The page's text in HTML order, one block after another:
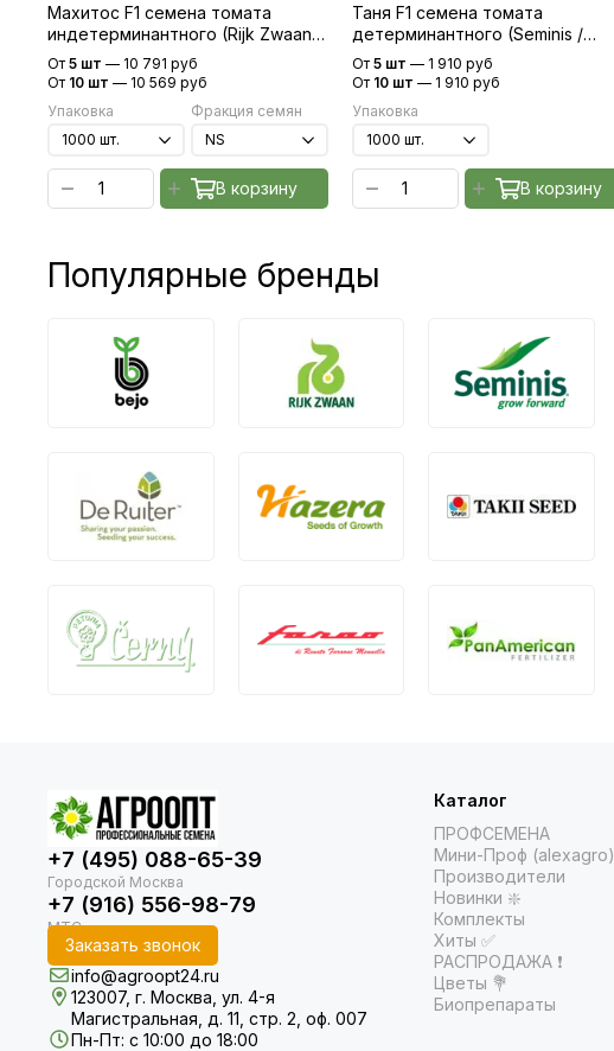
Махитос F1 семена томата
индетерминантного (Rijk Zwaan /
Райк Цваан)
От 5 шт — 10 791 руб
От 10 шт — 10 569 руб
Упаковка
Фракция семян
В корзину
Таня F1 семена томата
детерминантного (Seminis /
Семинис)
От 5 шт — 1 910 руб
От 10 шт — 1 910 руб
Упаковка
В корзину
Популярные бренды
+7 (495) 088-65-39
+7 (916) 556-98-79
Заказать звонок
info@agroopt24.ru
123007, г. Москва, ул. 4-я
Магистральная, д. 11, стр. 2, оф. 007
Пн-Пт: с 10:00 до 18:00
Каталог
ПРОФСЕМЕНА
Мини-Проф (alexagro)
Производители
Новинки ❇️
Комплекты
Хиты ✅
РАСПРОДАЖА ❗️
Цветы 💐
Биопрепараты